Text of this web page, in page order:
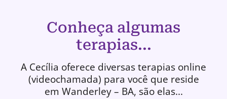
Conheça algumas
terapias...
A Cecília oferece diversas terapias online
(videochamada) para você que reside
em Wanderley – BA, são elas...